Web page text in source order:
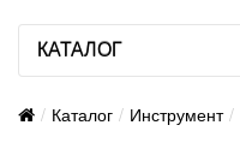
КАТАЛОГ
Каталог Инструмент